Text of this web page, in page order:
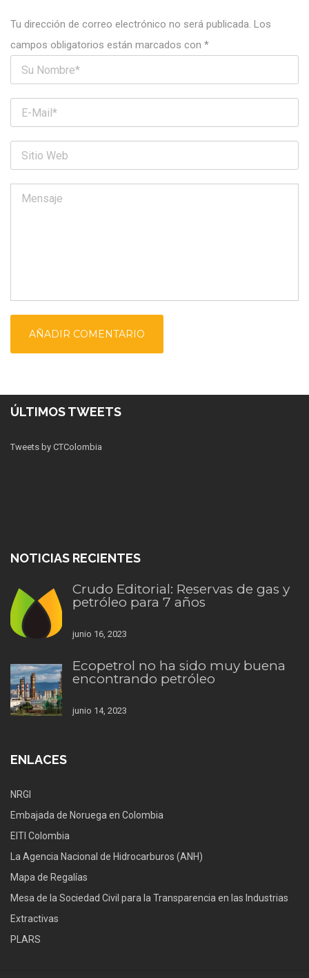
Tu dirección de correo electrónico no será publicada. Los
campos obligatorios están marcados con *
ÚLTIMOS TWEETS
Tweets by CTColombia
NOTICIAS RECIENTES
Crudo Editorial: Reservas de gas y
petróleo para 7 años
junio 16, 2023
Ecopetrol no ha sido muy buena
encontrando petróleo
junio 14, 2023
ENLACES
NRGI
Embajada de Noruega en Colombia
EITI Colombia
La Agencia Nacional de Hidrocarburos (ANH)
Mapa de Regalías
Mesa de la Sociedad Civil para la Transparencia en las Industrias
Extractivas
PLARS